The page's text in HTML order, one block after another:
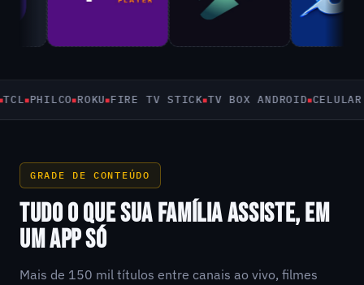
PHILCO ROKU FIRE TV STICK TV BOX ANDROID CELULAR E
GRADE DE CONTEÚDO
TUDO O QUE SUA FAMÍLIA ASSISTE, EM
UM APP SÓ
Mais de 150 mil títulos entre canais ao vivo, filmes